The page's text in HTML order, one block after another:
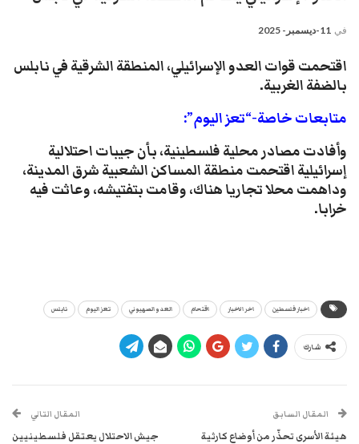
في 11-ديسمبر- 2025
اقتحمت قوات العدو الإسرائيلي، المنطقة الشرقية في نابلس
بالضفة الغربية.
متابعات خاصة-“تعز اليوم”:
وأفادت مصادر محلية فلسطينية، بأن جيبات احتلالية
إسرائيلية اقتحمت منطقة المساكن الشعبية شرق المدينة،
وداهمت محلا تجاريا هناك، وقامت بتفتيشه، وعاثت فيه
خرابا.
اخبار فلسطين اخر الاخبار اقتحام العدو الصهيوني تعز اليوم نابلس
شارك
المقال السابق
هيئة الأسرى تحذّر من أوضاع كارثية
المقال التالي
جيش الاحتلال يعتقل فلسطينيين